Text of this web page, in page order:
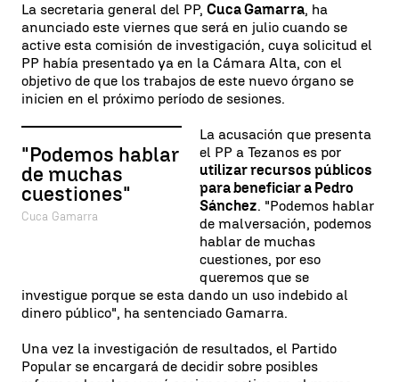
La secretaria general del PP, Cuca Gamarra, ha
anunciado este viernes que será en julio cuando se
active esta comisión de investigación, cuya solicitud el
PP había presentado ya en la Cámara Alta, con el
objetivo de que los trabajos de este nuevo órgano se
inicien en el próximo período de sesiones.
"Podemos hablar
de muchas
cuestiones"
Cuca Gamarra
La acusación que presenta
el PP a Tezanos es por
utilizar recursos públicos
para beneficiar a Pedro
Sánchez. "Podemos hablar
de malversación, podemos
hablar de muchas
cuestiones, por eso
queremos que se
investigue porque se esta dando un uso indebido al
dinero público", ha sentenciado Gamarra.
Una vez la investigación de resultados, el Partido
Popular se encargará de decidir sobre posibles